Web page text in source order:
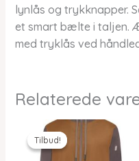
lynlås og trykknapper.
et smart bælte i taljen.
med tryklås ved
Relaterede
Tilbud!
Tilbud!